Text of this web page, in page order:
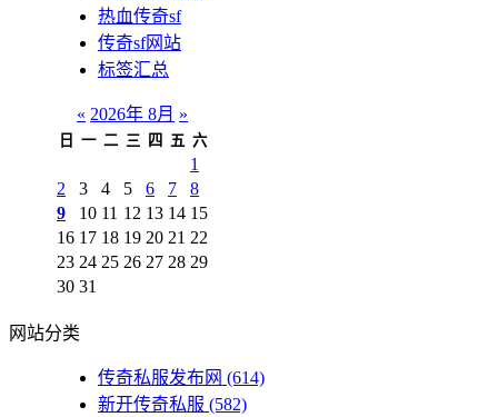
热血传奇sf
传奇sf网站
标签汇总
« 2026年 8月 »
日 一 二 三 四 五 六
1
2
3 4 5 6 7
8
9
10 11 12 13 14 15
16 17 18 19 20 21 22
23 24 25 26 27 28 29
30 31
网站分类
传奇私服发布网 (614)
新开传奇私服 (582)